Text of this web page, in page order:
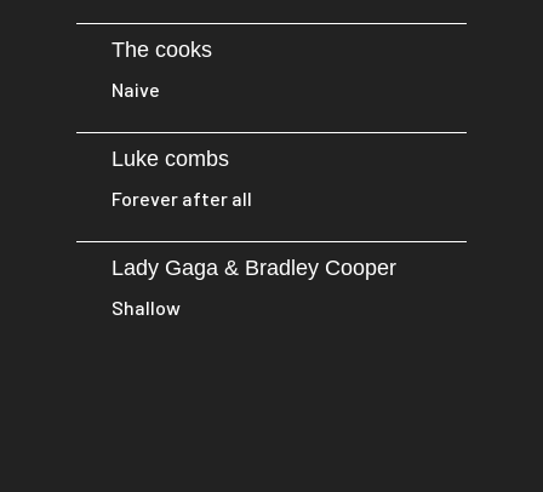
The cooks
Naive
Luke combs
Forever after all
Lady Gaga & Bradley Cooper
Shallow